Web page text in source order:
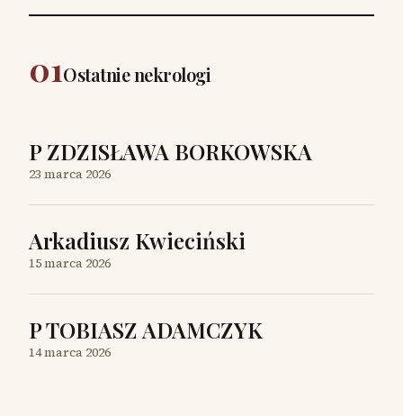
01Ostatnie nekrologi
P ZDZISŁAWA BORKOWSKA
23 marca 2026
Arkadiusz Kwieciński
15 marca 2026
P TOBIASZ ADAMCZYK
14 marca 2026